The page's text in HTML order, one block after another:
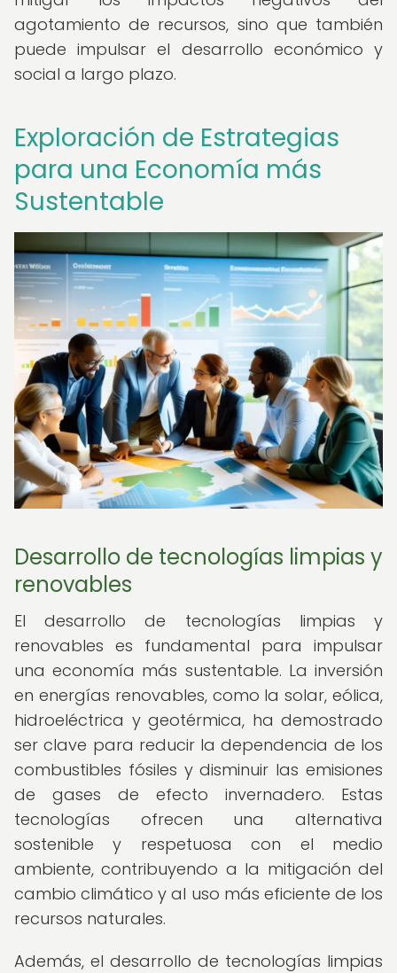
agotamiento de recursos, sino que también
puede impulsar el desarrollo económico y
social a largo plazo.
Exploración de Estrategias
para una Economía más
Sustentable
Desarrollo de tecnologías limpias y
renovables
El desarrollo de tecnologías limpias y
renovables es fundamental para impulsar
una economía más sustentable. La inversión
en energías renovables, como la solar, eólica,
hidroeléctrica y geotérmica, ha demostrado
ser clave para reducir la dependencia de los
combustibles fósiles y disminuir las emisiones
de gases de efecto invernadero. Estas
tecnologías ofrecen una alternativa
sostenible y respetuosa con el medio
ambiente, contribuyendo a la mitigación del
cambio climático y al uso más eficiente de los
recursos naturales.
Además, el desarrollo de tecnologías limpias